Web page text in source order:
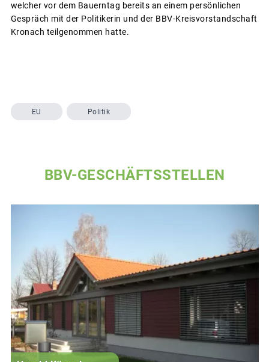
welcher vor dem Bauerntag bereits an einem persönlichen
Gespräch mit der Politikerin und der BBV-Kreisvorstandschaft
Kronach teilgenommen hatte.
EU Politik
BBV-GESCHÄFTSSTELLEN